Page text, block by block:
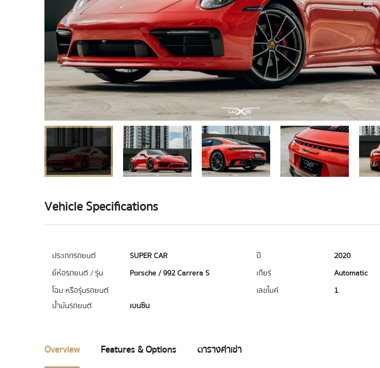
Vehicle Specifications
ประเภทรถยนต์
SUPER CAR
ยี่ห้อรถยนต์ / รุ่น
Porsche / 992 Carrera S
โฉม หรือรุ่นรถยนต์
น้ำมันรถยนต์
เบนซิน
ปี
2020
เกียร์
Automatic
เลขไมค์
1
Overview Features & Options ตารางค่าเช่า